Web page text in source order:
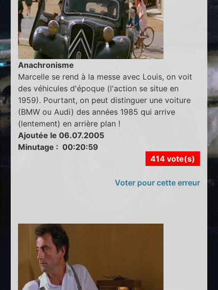
Anachronisme
Marcelle se rend à la messe avec Louis, on voit
des véhicules d'époque (l'action se situe en
1959). Pourtant, on peut distinguer une voiture
(BMW ou Audi) des années 1985 qui arrive
(lentement) en arrière plan !
Ajoutée le 06.07.2005
Minutage : 00:20:59
414 vote(s)
Voter pour cette erreur